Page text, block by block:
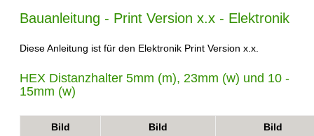
Bauanleitung - Print Version x.x - Elektronik
Diese Anleitung ist für den Elektronik Print Version x.x.
HEX Distanzhalter 5mm (m), 23mm (w) und 10 -
15mm (w)
Bild Bild Bild